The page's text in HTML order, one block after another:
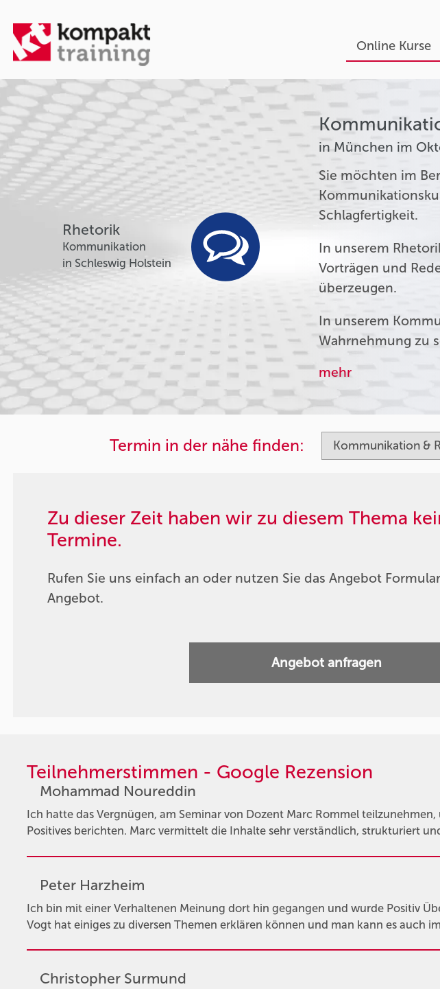
Online Kurse
Rhetorik
Kommunikation
in Schleswig Holstein
in München im
Sie möchten im
Schlagfertigkeit.
In unserem
Vorträgen und
überzeugen.
In unserem
Wahrnehmung zu
mehr
Termin in der nähe finden:
Zu dieser Zeit haben wir zu diesem Thema
Termine.
Rufen Sie uns einfach an oder nutzen Sie das Angebot
Angebot.
Angebot anfragen
Teilnehmerstimmen - Google Rezension
Mohammad Noureddin
Ich hatte das Vergnügen, am Seminar von Dozent Marc Rommel
Positives berichten. Marc vermittelt die Inhalte sehr verständlich, strukturiert
Peter Harzheim
Ich bin mit einer Verhaltenen Meinung dort hin gegangen und wurde Positiv
Vogt hat einiges zu diversen Themen erklären können und man kann es auch
Christopher Surmund